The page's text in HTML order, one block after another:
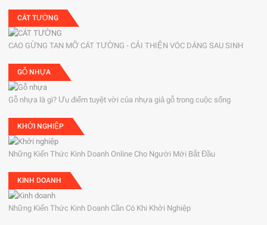
CÁT TƯỜNG
CAO GỪNG TAN MỠ CÁT TƯỜNG - CẢI THIỆN VÓC DÁNG SAU SINH
GỖ NHỰA
Gỗ nhựa là gì? Ưu điểm tuyệt vời của nhựa giả gỗ trong cuộc sống
KHỞI NGHIỆP
Những Kiến Thức Kinh Doanh Online Cho Người Mới Bắt Đầu
KINH DOANH
Những Kiến Thức Kinh Doanh Cần Có Khi Khởi Nghiệp